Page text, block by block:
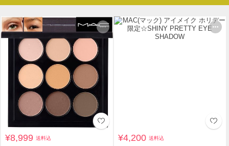
¥8,999送料込 ¥4,200送料込